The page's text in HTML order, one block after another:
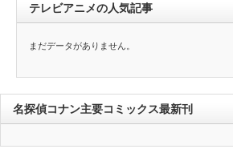
テレビアニメの人気記事
まだデータがありません。
名探偵コナン主要コミックス最新刊